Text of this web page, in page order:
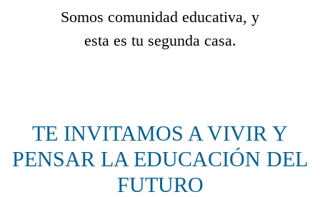
Somos comunidad educativa, y
esta es tu segunda casa.
TE INVITAMOS A VIVIR Y
PENSAR LA EDUCACIÓN DEL
FUTURO